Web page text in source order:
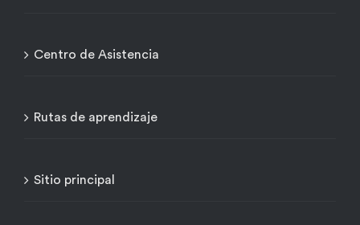
Centro de Asistencia
Rutas de aprendizaje
Sitio principal